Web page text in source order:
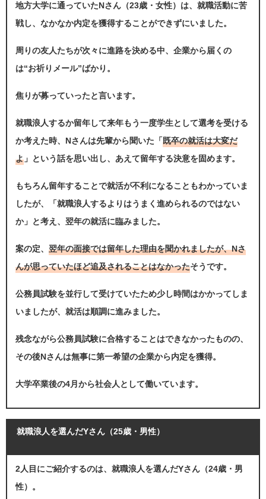
地方大学に通っていたNさん（23歳・女性）は、就職活動に苦
戦し、なかなか内定を獲得することができずにいました。
周りの友人たちが次々に進路を決める中、企業から届くの
は“お祈りメール”ばかり。
焦りが募っていったと言います。
就職浪人するか留年して来年もう一度学生として選考を受ける
か考えた時、Nさんは先輩から聞いた「既卒の就活は大変だ
よ 」という話を思い出し、あえて留年する決意を固めます。
もちろん留年することで就活が不利になることもわかっていま
したが、「就職浪人するよりはうまく進められるのではない
か」と考え、翌年の就活に臨みました。
案の定、 翌年の面接では留年した理由を聞かれましたが、Nさ
んが思っていたほど追及されることはなかったそうです。
公務員試験を並行して受けていたため少し時間はかかってしま
いましたが、就活は順調に進みました。
残念ながら公務員試験に合格することはできなかったものの、
その後Nさんは無事に第一希望の企業から内定を獲得。
大学卒業後の4月から社会人として働いています。
就職浪人を選んだYさん（25歳・男性）
2人目にご紹介するのは、就職浪人を選んだYさん（24歳・男
性）。